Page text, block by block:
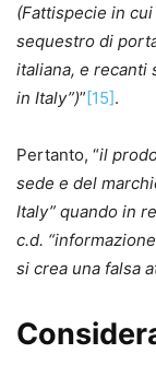
(Fattispecie in
sequestro di
italiana, e recanti
in Italy”)”[15].
Pertanto, “il
sede e del
Italy” quando in
c.d.
si crea una falsa